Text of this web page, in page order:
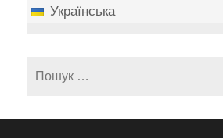
Українська